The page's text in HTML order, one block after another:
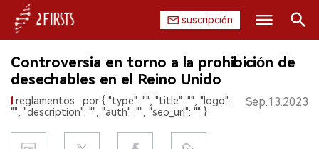
suscripción
INICIO
EMPRESA
PRODUCTO
Buscar
Controversia en torno a la prohibición de
desechables en el Reino Unido
reglamentos
por { "type": "", "title": "", "logo":
"", "description": "", "auth": "", "seo_url": "" }
Sep.13.2023